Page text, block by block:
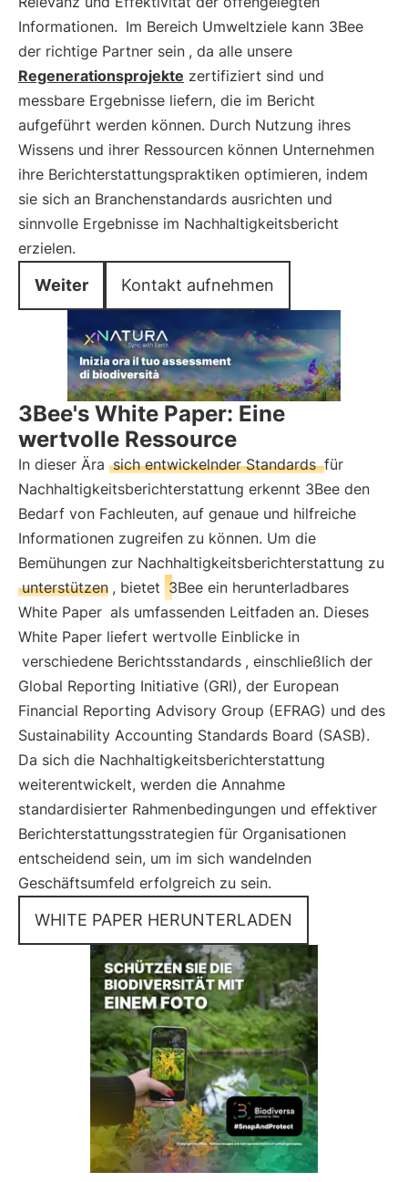
Informationen. Im Bereich Umweltziele kann 3Bee
der richtige Partner sein , da alle unsere
Regenerationsprojekte zertifiziert sind und
messbare Ergebnisse liefern, die im Bericht
aufgeführt werden können. Durch Nutzung ihres
Wissens und ihrer Ressourcen können Unternehmen
ihre Berichterstattungspraktiken optimieren, indem
sie sich an Branchenstandards ausrichten und
sinnvolle Ergebnisse im Nachhaltigkeitsbericht
erzielen.
Weiter Kontakt aufnehmen
3Bee's White Paper: Eine
wertvolle Ressource
In dieser Ära sich entwickelnder Standards für
Nachhaltigkeitsberichterstattung erkennt 3Bee den
Bedarf von Fachleuten, auf genaue und hilfreiche
Informationen zugreifen zu können. Um die
Bemühungen zur Nachhaltigkeitsberichterstattung zu
unterstützen , bietet 3Bee ein herunterladbares
White Paper als umfassenden Leitfaden an. Dieses
White Paper liefert wertvolle Einblicke in
verschiedene Berichtsstandards , einschließlich der
Global Reporting Initiative (GRI), der European
Financial Reporting Advisory Group (EFRAG) und des
Sustainability Accounting Standards Board (SASB).
Da sich die Nachhaltigkeitsberichterstattung
weiterentwickelt, werden die Annahme
standardisierter Rahmenbedingungen und effektiver
Berichterstattungsstrategien für Organisationen
entscheidend sein, um im sich wandelnden
Geschäftsumfeld erfolgreich zu sein.
WHITE PAPER HERUNTERLADEN